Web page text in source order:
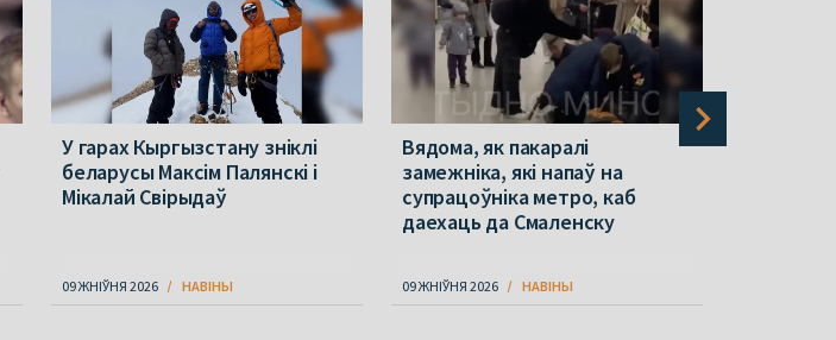
У гарах Кыргызстану зніклі
беларусы Максім Палянскі і
Мікалай Свірыдаў
09 ЖНІЎНЯ 2026 НАВІНЫ
Вядома, як пакаралі
замежніка, які напаў на
супрацоўніка метро, каб
даехаць да Смаленску
09 ЖНІЎНЯ 2026 НАВІНЫ